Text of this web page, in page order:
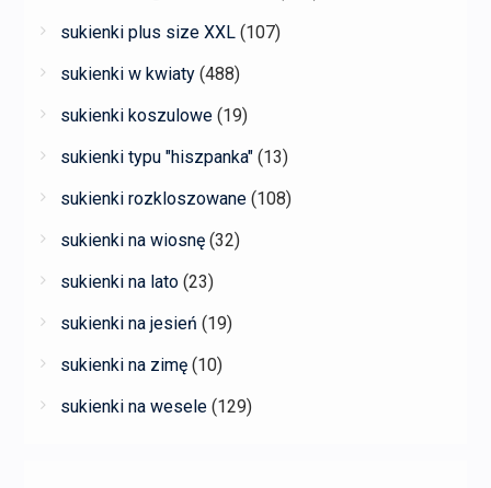
sukienki plus size XXL (107)
sukienki w kwiaty (488)
sukienki koszulowe (19)
sukienki typu "hiszpanka" (13)
sukienki rozkloszowane (108)
sukienki na wiosnę (32)
sukienki na lato (23)
sukienki na jesień (19)
sukienki na zimę (10)
sukienki na wesele (129)